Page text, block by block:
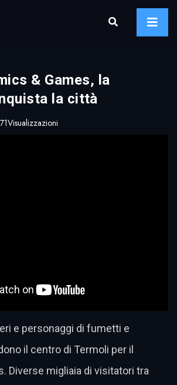
& Games, la
la città
e personaggi di fumetti e
il centro di Termoli per il
Diverse migliaia di visitatori tra